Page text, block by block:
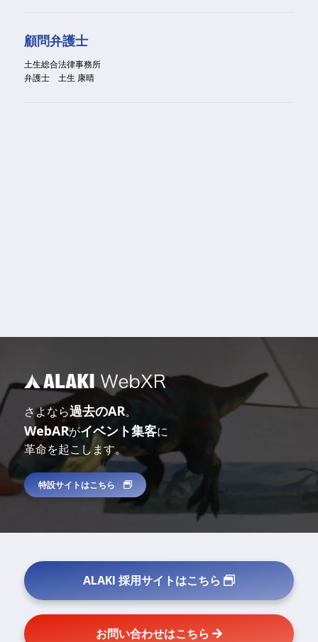
顧問弁護士
土生総合法律事務所
弁護士 土生 康晴
さよなら過去のAR。
WebARがイベント集客に
革命を起こします。
特設サイトはこちら
ALAKI 採用サイトはこちら
お問い合わせはこちら